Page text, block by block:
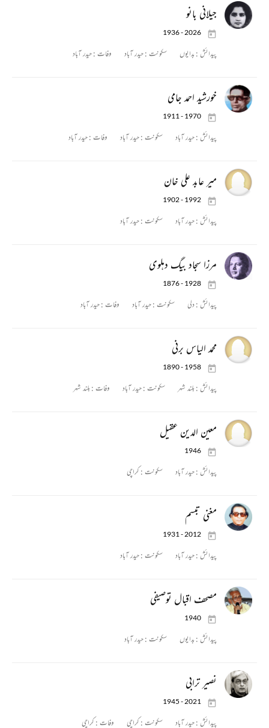
جیلانی بانو
1936 - 2026
پیدائش : بدایوں سکونت :حیدر آباد وفات :حیدر آباد
خورشید احمد جامی
1911 - 1970
پیدائش :حیدر آباد سکونت :حیدر آباد وفات :حیدر آباد
میر عابد علی خان
1902 - 1992
پیدائش :حیدر آباد سکونت :حیدر آباد
مرزا سجاد بیگ دہلوی
1876 - 1928
پیدائش :دلی سکونت :حیدر آباد وفات :حیدر آباد
محمد الیاس برنی
1890 - 1958
پیدائش : بلند شہر سکونت :حیدر آباد وفات : بلند شہر
معین الدین عقیل
1946
پیدائش :حیدر آباد سکونت :کراچی
مغنی تبسم
1931 - 2012
پیدائش :حیدر آباد سکونت :حیدر آباد
مصحف اقبال توصیفی
1940
پیدائش : بدایوں سکونت :حیدر آباد
نصیر ترابی
1945 - 2021
پیدائش :حیدر آباد سکونت :کراچی وفات :کراچی